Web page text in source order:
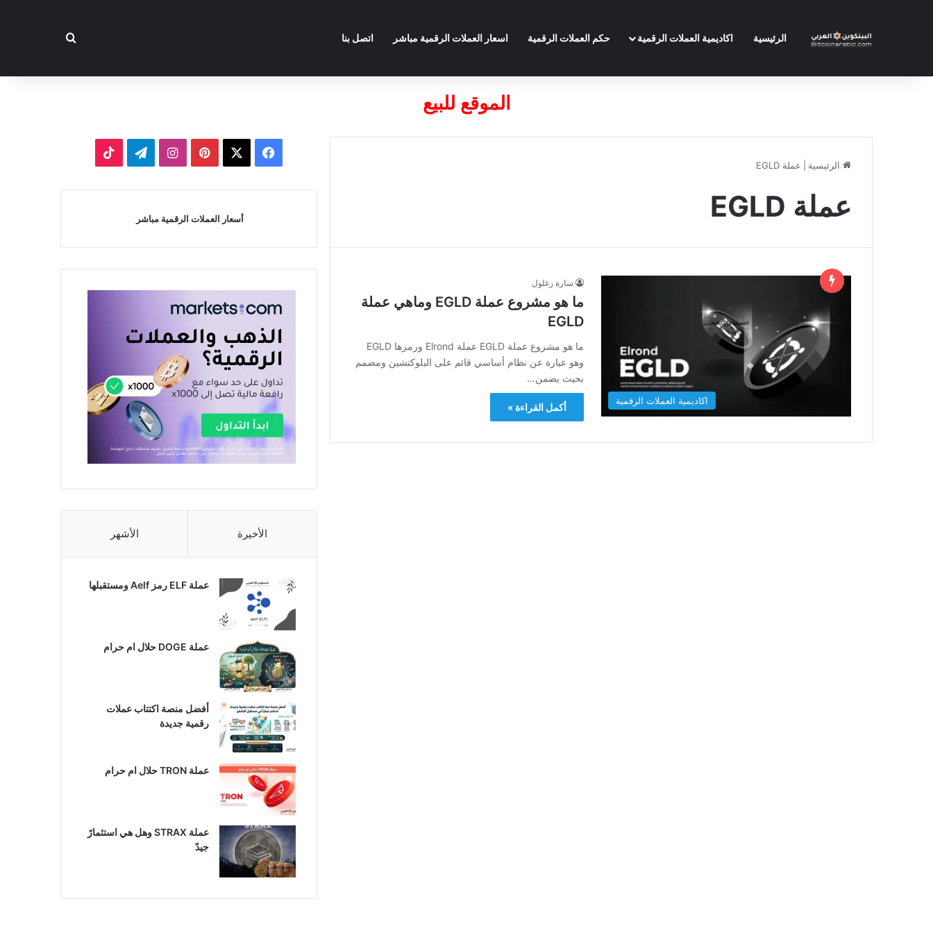
الرئيسية اكاديمية العملات الرقمية حكم العملات الرقمية اسعار العملات الرقمية مباشر اتصل بنا بحث عن
الموقع للبيع
الرئيسية عملة EGLD
عملة EGLD
اكاديمية العملات الرقمية
سارة زغلول
ما هو مشروع عملة EGLD وماهي عملة
EGLD
ما هو مشروع عملة EGLD عملة Elrond ورمزها EGLD
وهو عبارة عن نظام أساسي قائم على البلوكتشين ومصمم
بحيث يضمن…
أكمل القراءة »
فيسبوك بينتيريستانستقرامتيلقرام
أسعار العملات الرقمية مباشر
الأخيرة الأشهر
عملة ELF رمز Aelf ومستقبلها
عملة DOGE حلال ام حرام
أفضل منصة اكتتاب عملات
رقمية جديدة
عملة TRON حلال ام حرام​
عملة STRAX وهل هي استثمارً
جيدً